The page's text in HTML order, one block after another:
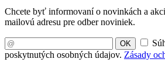
Chcete byť informovaní o novinkách a
mailovú adresu pre odber noviniek.
OK
poskytnutých osobných údajov. Zásady